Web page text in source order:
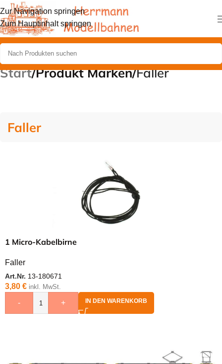
Zur Navigation springen
Zum Hauptinhalt springen
Start/Produkt Marken/Faller
Faller
1 Micro-Kabelbirne
Faller
Art.Nr. 13-180671
3,80 € inkl. MwSt.
- + IN DEN WARENKORB